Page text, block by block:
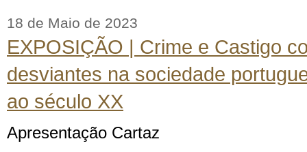
18 de Maio de 2023
EXPOSIÇÃO | Crime e Castigo
desviantes na sociedade
ao século XX
Apresentação Cartaz